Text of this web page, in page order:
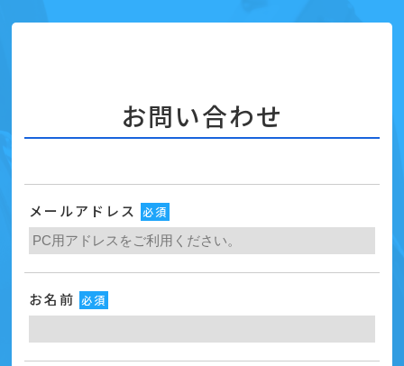
お問い合わせ
メールアドレス 必須
お名前 必須